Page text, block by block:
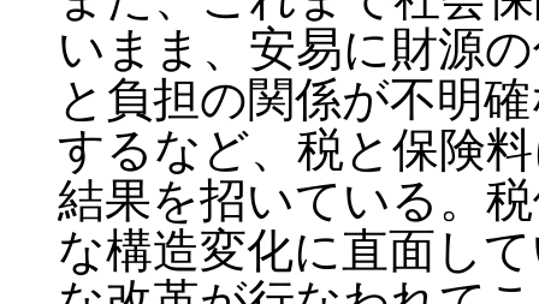
いまま、安易に財源
と負担の関係が不明
するなど、税と保険
結果を招いている。
な構造変化に直面し